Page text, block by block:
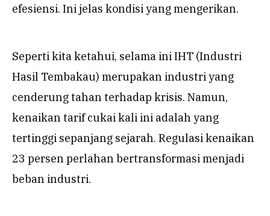
efesiensi. Ini jelas kondisi yang mengerikan.
Seperti kita ketahui, selama ini IHT (Industri
Hasil Tembakau) merupakan industri yang
cenderung tahan terhadap krisis. Namun,
kenaikan tarif cukai kali ini adalah yang
tertinggi sepanjang sejarah. Regulasi kenaikan
23 persen perlahan bertransformasi menjadi
beban industri.